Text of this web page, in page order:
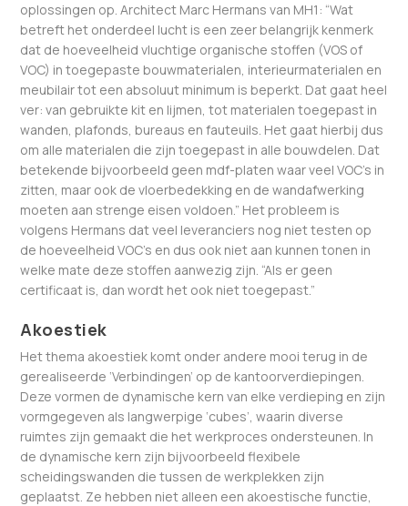
oplossingen op. Architect Marc Hermans van MH1: “Wat
betreft het onderdeel lucht is een zeer belangrijk kenmerk
dat de hoeveelheid vluchtige organische stoffen (VOS of
VOC) in toegepaste bouwmaterialen, interieurmaterialen en
meubilair tot een absoluut minimum is beperkt. Dat gaat heel
ver: van gebruikte kit en lijmen, tot materialen toegepast in
wanden, plafonds, bureaus en fauteuils. Het gaat hierbij dus
om alle materialen die zijn toegepast in alle bouwdelen. Dat
betekende bijvoorbeeld geen mdf-platen waar veel VOC’s in
zitten, maar ook de vloerbedekking en de wandafwerking
moeten aan strenge eisen voldoen.” Het probleem is
volgens Hermans dat veel leveranciers nog niet testen op
de hoeveelheid VOC’s en dus ook niet aan kunnen tonen in
welke mate deze stoffen aanwezig zijn. “Als er geen
certificaat is, dan wordt het ook niet toegepast.”
Akoestiek
Het thema akoestiek komt onder andere mooi terug in de
gerealiseerde ‘Verbindingen’ op de kantoorverdiepingen.
Deze vormen de dynamische kern van elke verdieping en zijn
vormgegeven als langwerpige ‘cubes’, waarin diverse
ruimtes zijn gemaakt die het werkproces ondersteunen. In
de dynamische kern zijn bijvoorbeeld flexibele
scheidingswanden die tussen de werkplekken zijn
geplaatst. Ze hebben niet alleen een akoestische functie,